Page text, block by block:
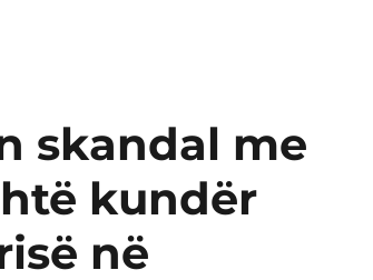
skandal me
kundër
në